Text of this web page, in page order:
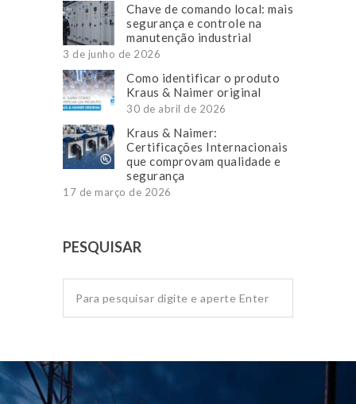
Chave de comando local: mais
segurança e controle na
manutenção industrial
3 de junho de 2026
Como identificar o produto
Kraus & Naimer original
30 de abril de 2026
Kraus & Naimer:
Certificações Internacionais
que comprovam qualidade e
segurança
17 de março de 2026
PESQUISAR